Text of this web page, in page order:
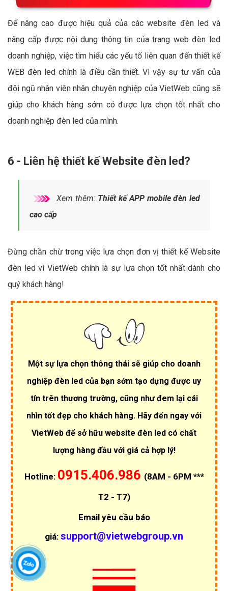
Để nâng cao được hiệu quả của các website đèn led và
nâng cấp được nội dung thông tin của trang web đèn led
doanh nghiệp, việc tìm hiểu các yếu tố liên quan đến thiết kế
WEB đèn led chính là điều cần thiết. Vì vậy sự tư vấn của
đội ngũ nhân viên nhân chuyên nghiệp của VietWeb cũng sẽ
giúp cho khách hàng sớm có được lựa chọn tốt nhất cho
doanh nghiệp đèn led của mình.
6 - Liên hệ thiết kế Website đèn led?
Xem thêm: Thiết kế APP mobile đèn led
cao cấp
Đừng chần chừ trong việc lựa chọn đơn vị thiết kế Website
đèn led vì VietWeb chính là sự lựa chọn tốt nhất dành cho
quý khách hàng!
Một sự lựa chọn thông thái sẽ giúp cho doanh
nghiệp đèn led của bạn sớm tạo dựng được uy
tín trên thương trường, cũng như đem lại cái
nhìn tốt đẹp cho khách hàng. Hãy đến ngay với
VietWeb để sở hữu website đèn led có chất
lượng hàng đầu với giá cả hợp lý!
Hotline: 0915.406.986 (8AM - 6PM ***
T2 - T7)
Email yêu cầu báo
giá: support@vietwebgroup.vn